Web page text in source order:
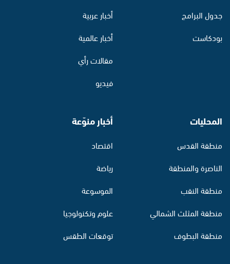
جدول البرامج
بودكاست
أخبار عربية
أخبار عالمية
مقالات رأي
فيديو
المحليات
منطقة القدس
الناصرة والمنطقة
منطقة النقب
منطقة المثلث الشمالي
منطقة البطوف
أخبار منوّعة
اقتصاد
رياضة
الموسوعة
علوم وتكنولوجيا
توقعات الطقس